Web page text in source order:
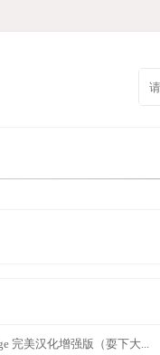
完美汉化增强版（耍下大...